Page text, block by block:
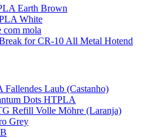
Earth Brown
White
com mola
for CR-10 All Metal Hotend
Laub (Castanho)
Dots HTPLA
Refill Volle Möhre (Laranja)
Grey